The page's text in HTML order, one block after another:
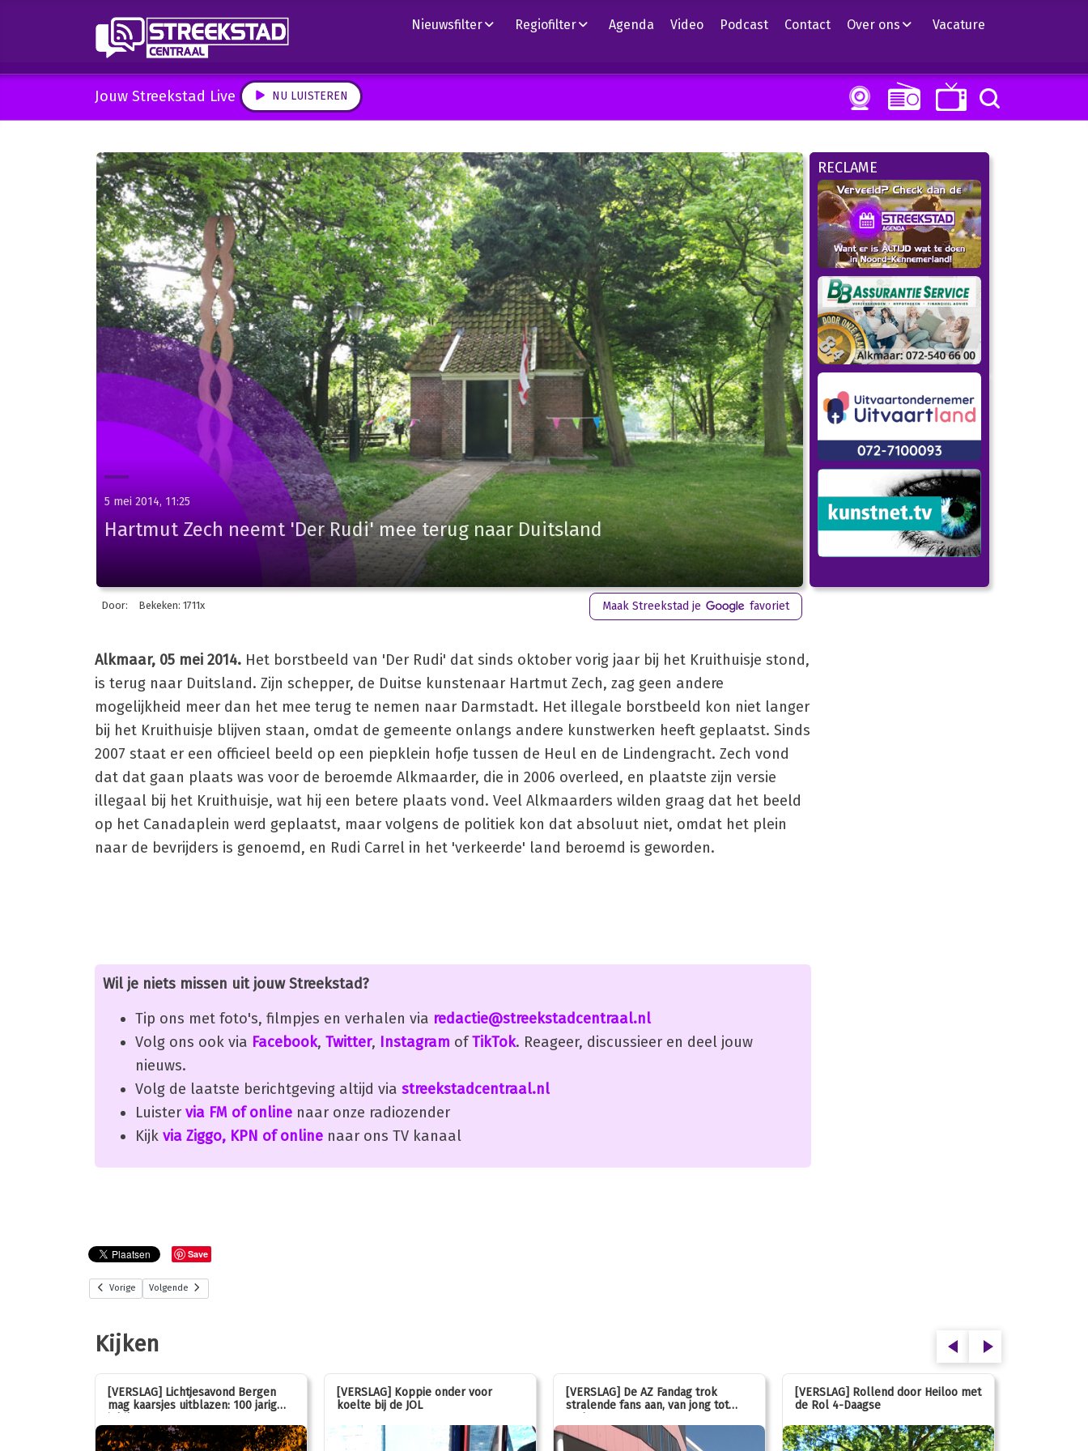
Nieuwsfilter Regiofilter Agenda Video Podcast Contact Over ons Vacature
Jouw Streekstad Live NU LUISTEREN
RECLAME
5 mei 2014, 11:25
Hartmut Zech neemt 'Der Rudi' mee terug naar Duitsland
Door: Bekeken: 1711x Maak Streekstad je favoriet
Alkmaar, 05 mei 2014. Het borstbeeld van 'Der Rudi' dat sinds oktober vorig jaar bij het Kruithuisje stond,
is terug naar Duitsland. Zijn schepper, de Duitse kunstenaar Hartmut Zech, zag geen andere
mogelijkheid meer dan het mee terug te nemen naar Darmstadt. Het illegale borstbeeld kon niet langer
bij het Kruithuisje blijven staan, omdat de gemeente onlangs andere kunstwerken heeft geplaatst. Sinds
2007 staat er een officieel beeld op een piepklein hofje tussen de Heul en de Lindengracht. Zech vond
dat dat gaan plaats was voor de beroemde Alkmaarder, die in 2006 overleed, en plaatste zijn versie
illegaal bij het Kruithuisje, wat hij een betere plaats vond. Veel Alkmaarders wilden graag dat het beeld
op het Canadaplein werd geplaatst, maar volgens de politiek kon dat absoluut niet, omdat het plein
naar de bevrijders is genoemd, en Rudi Carrel in het 'verkeerde' land beroemd is geworden.
Wil je niets missen uit jouw Streekstad?
Tip ons met foto's, filmpjes en verhalen via redactie@streekstadcentraal.nl
Volg ons ook via Facebook, Twitter, Instagram ofTikTok. Reageer, discussieer en deel jouw
nieuws.
Volg de laatste berichtgeving altijd via streekstadcentraal.nl
Luister via FM of online naar onze radiozender
Kijk via Ziggo, KPN of online naar ons TV kanaal
Save
Vorige Volgende
Kijken
[VERSLAG] Lichtjesavond Bergen
mag kaarsjes uitblazen: 100 jarig
[VERSLAG] Koppie onder voor
koelte bij de JOL
[VERSLAG] De AZ Fandag trok
stralende fans aan, van jong tot
[VERSLAG] Rollend door Heiloo met
de Rol 4-Daagse